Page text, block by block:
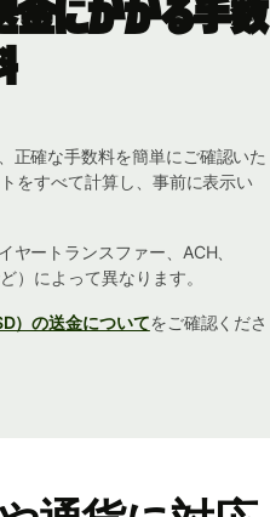
金にかかる手数
正確な手数料を簡単にご確認いた
をすべて計算し、事前に表示い
ートランスファー、ACH、
）によって異なります。
）の送金についてをご確認くださ